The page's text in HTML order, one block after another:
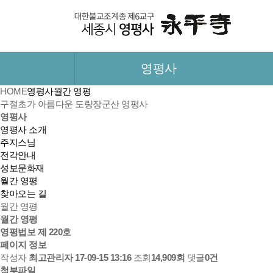
영평사
HOME영평사월간 영평
구절초가 아름다운 도량장군산 영평사
영평사
영평사 소개
주지스님
전각안내
성보문화재
월간 영평
찾아오는 길
월간 영평
월간 영평
영평법보 제 220호
페이지 정보
작성자 최고관리자 17-09-15 13:16조회 14,909회 댓글0건
첨부파일